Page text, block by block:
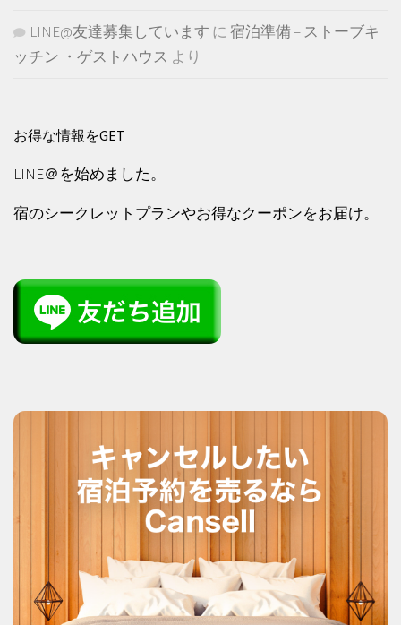
LINE@友達募集しています に 宿泊準備 – ストーブキ
ッチン ・ゲストハウス より
お得な情報をGET
LINE＠を始めました。
宿のシークレットプランやお得なクーポンをお届け。